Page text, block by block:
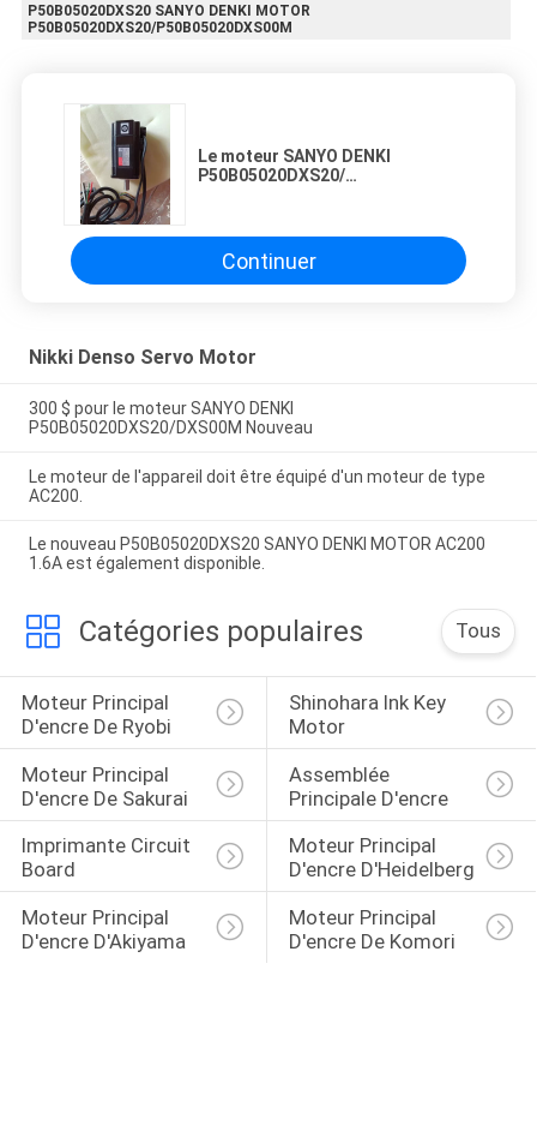
P50B05020DXS20 SANYO DENKI MOTOR
P50B05020DXS20/P50B05020DXS00M
Le moteur SANYO DENKI
P50B05020DXS20/
Continuer
Nikki Denso Servo Motor
300 $ pour le moteur SANYO DENKI
P50B05020DXS20/DXS00M Nouveau
Le moteur de l'appareil doit être équipé d'un moteur de type
AC200.
Le nouveau P50B05020DXS20 SANYO DENKI MOTOR AC200
1.6A est également disponible.
Catégories populaires Tous
Moteur Principal
D'encre De Ryobi
Shinohara Ink Key
Motor
Moteur Principal
D'encre De Sakurai
Assemblée
Principale D'encre
Imprimante Circuit
Board
Moteur Principal
D'encre D'Heidelberg
Moteur Principal
D'encre D'Akiyama
Moteur Principal
D'encre De Komori